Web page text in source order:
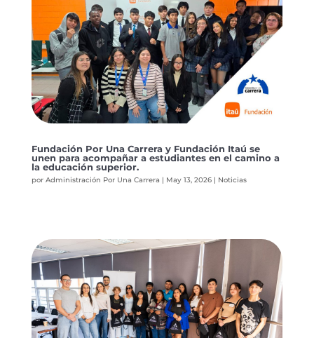
Fundación Por Una Carrera y Fundación Itaú se
unen para acompañar a estudiantes en el camino a
la educación superior.
por Administración Por Una Carrera | May 13, 2026| Noticias